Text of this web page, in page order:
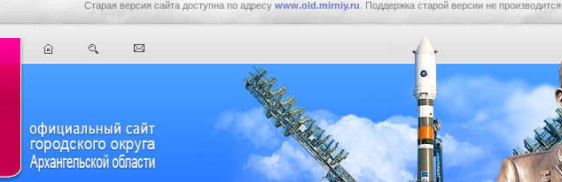
Старая версия сайта доступна по адресу www.old.mirniy.ru . Поддержка старой версии не производится.